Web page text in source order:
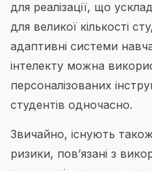
для реалізації, що
для великої кількості
адаптивні системи
інтелекту можна
персоналізованих
студентів одночасно.
Звичайно, існують
ризики, пов’язані з